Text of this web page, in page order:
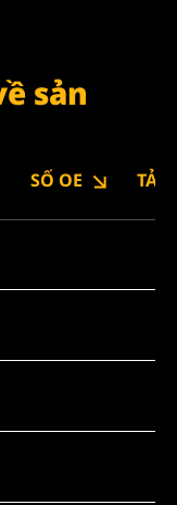
sản
SỐ OE TẢI